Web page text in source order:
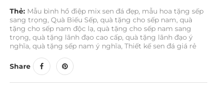
Thẻ: Mẫu bình hồ điệp mix sen đá đẹp, mẫu hoa tặng sếp
sang trọng, Quà Biếu Sếp, quà tặng cho sếp nam, quà
tặng cho sếp nam độc lạ, quà tặng cho sếp nam sang
trọng, quà tặng lãnh đạo cao cấp, quà tặng lãnh đạo ý
nghĩa, quà tặng sếp nam ý nghĩa, Thiết kế sen đá giá rẻ
Share